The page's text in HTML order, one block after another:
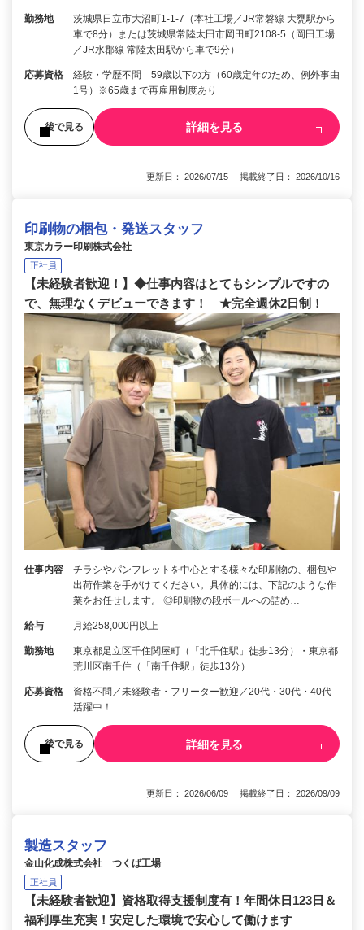
勤務地
茨城県日立市大沼町1-1-7（本社工場／JR常磐線 大甕駅から
車で8分）または茨城県常陸太田市岡田町2108-5（岡田工場
／JR水郡線 常陸太田駅から車で9分）
応募資格
経験・学歴不問 59歳以下の方（60歳定年のため、例外事由
1号）※65歳まで再雇用制度あり
後で見る 詳細を見る
更新日： 2026/07/15 掲載終了日： 2026/10/16
印刷物の梱包・発送スタッフ
東京カラー印刷株式会社
正社員
【未経験者歓迎！】◆仕事内容はとてもシンプルですの
で、無理なくデビューできます！ ★完全週休2日制！
仕事内容
チラシやパンフレットを中心とする様々な印刷物の、梱包や
出荷作業を手がけてください。具体的には、下記のような作
業をお任せします。 ◎印刷物の段ボールへの詰め…
給与 月給258,000円以上
勤務地
東京都足立区千住関屋町（「北千住駅」徒歩13分）・東京都
荒川区南千住（「南千住駅」徒歩13分）
応募資格
資格不問／未経験者・フリーター歓迎／20代・30代・40代
活躍中！
後で見る 詳細を見る
更新日： 2026/06/09 掲載終了日： 2026/09/09
製造スタッフ
金山化成株式会社 つくば工場
正社員
【未経験者歓迎】資格取得支援制度有！年間休日123日＆
福利厚生充実！安定した環境で安心して働けます